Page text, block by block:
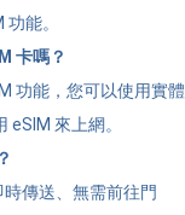
能。
卡嗎？
功能，您可以使用實體
來上網。
傳送、無需前往門